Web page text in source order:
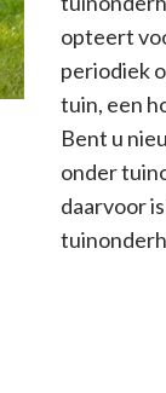
opteert
periodiek
tuin, een
Bent u
onder
daarvoor